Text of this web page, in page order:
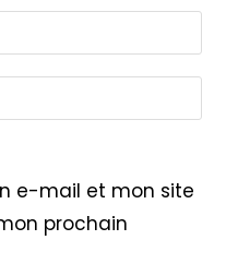
e-mail et mon site
prochain